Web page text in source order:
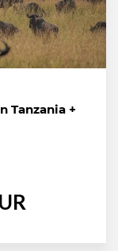
Tanzania +